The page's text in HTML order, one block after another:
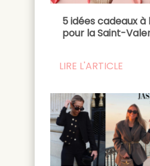
5 idées cadeaux à
pour la Saint-
LIRE L'ARTICLE